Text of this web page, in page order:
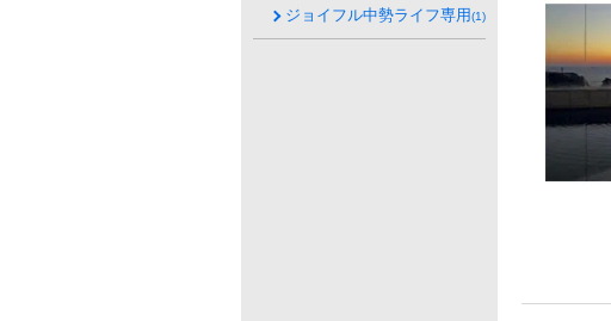
ジョイフル中勢ライフ専用(1)